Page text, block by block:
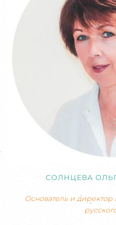
СОЛНЦЕВА
Основатель и